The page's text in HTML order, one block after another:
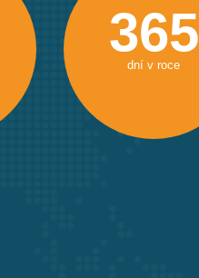
365
dní v roce